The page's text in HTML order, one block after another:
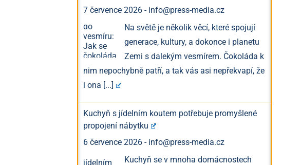
7 července 2026 - info@press-media.cz
Na světě je několik věcí, které spojují
generace, kultury, a dokonce i planetu
Zemi s dalekým vesmírem. Čokoláda k
nim nepochybně patří, a tak vás asi nepřekvapí, že
i ona [...]
Kuchyň s jídelním koutem potřebuje promyšlené
propojení nábytku
6 července 2026 - info@press-media.cz
Kuchyň se v mnoha domácnostech